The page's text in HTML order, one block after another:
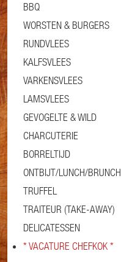
BBQ
WORSTEN & BURGERS
RUNDVLEES
KALFSVLEES
VARKENSVLEES
LAMSVLEES
GEVOGELTE & WILD
CHARCUTERIE
BORRELTIJD
ONTBIJT/LUNCH/BRUNCH
TRUFFEL
TRAITEUR (TAKE-AWAY)
DELICATESSEN
* VACATURE CHEFKOK *